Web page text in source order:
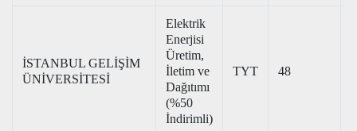
İSTANBUL GELİŞİM
ÜNİVERSİTESİ
Elektrik
Enerjisi
Üretim,
İletim ve
Dağıtımı
(%50
İndirimli)
TYT 48